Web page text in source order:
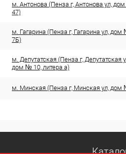
м. Антонова (Пенза г, Антонова ул,
47)
м. Гагарина (Пенза г, Гагарина ул,
7Б)
м. Депутатская (Пенза г, Депутатская
дом № 10, литера а)
м. Минская (Пенза г, Минская ул, дом